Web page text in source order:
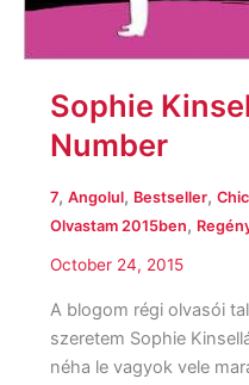
Sophie
Number
7, Angolul, Bestseller,
Olvastam 2015ben,
October 24, 2015
A blogom régi olvasói
szeretem Sophie
néha le vagyok vele